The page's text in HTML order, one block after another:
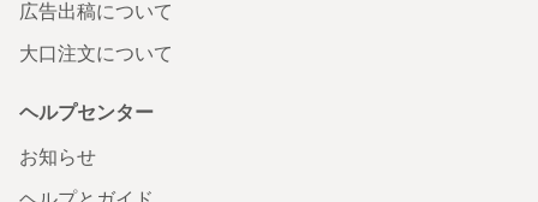
広告出稿について
大口注文について
ヘルプセンター
お知らせ